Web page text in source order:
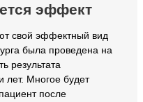
эффект
свой эффектный вид
была проведена на
результата
лет. Многое будет
после